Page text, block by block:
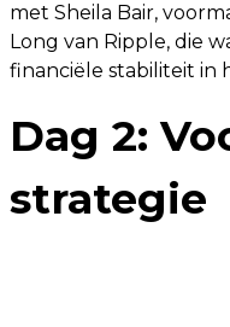
met Sheila Bair,
Long van Ripple, die
financiële stabiliteit in
Dag 2:
strategie